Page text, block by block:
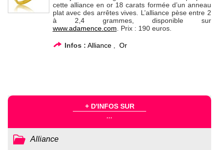
cette alliance en or 18 carats formée d’un anneau
plat avec des arrêtes vives. L’alliance pèse entre 2
à 2,4 grammes, disponible sur
www.adamence.com . Prix : 190 euros.
Infos : Alliance, Or
+ D'INFOS SUR
...
Alliance